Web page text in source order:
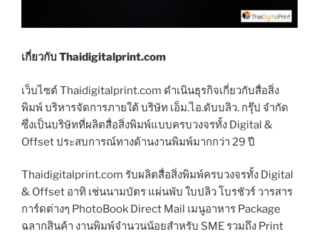
เกี่ยวกับ Thaidigitalprint.com
เว็บไซต์ Thaidigitalprint.com ดำเนินธุรกิจเกี่ยวกับสื่อสิ่ง
พิมพ์ บริหารจัดการภายใต้ บริษัท เอ็ม.ไอ.ดับบลิว. กรุ๊ป จำกัด
ซึ่งเป็นบริษัทที่ผลิตสื่อสิ่งพิมพ์แบบครบวงจรทั้ง Digital &
Offset ประสบการณ์ทางด้านงานพิมพ์มากกว่า 29 ปี
Thaidigitalprint.com รับผลิตสื่อสิ่งพิมพ์ครบวงจรทั้ง Digital
& Offset อาทิ เช่นนามบัตร แผ่นพับ ใบปลิว โบรชัวร์ วารสาร
การ์ดต่างๆ PhotoBook Direct Mail เมนูอาหาร Package
ฉลากสินค้า งานพิมพ์จำนวนน้อยสำหรับ SME รวมถึง Print